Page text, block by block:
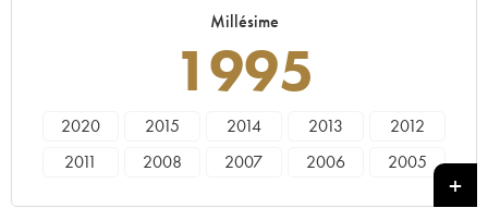
Millésime
1995
2020 2015 2014 2013
2012
2011
2008 2007 2006
2005